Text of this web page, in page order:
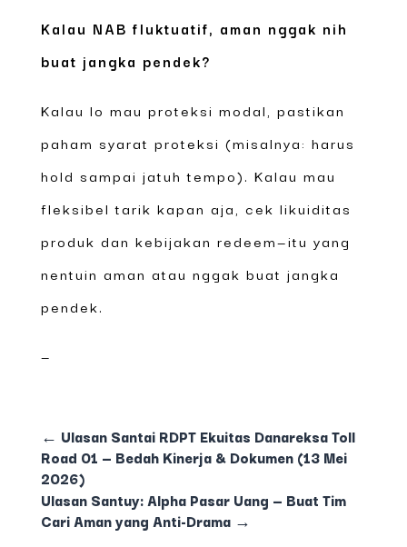
Kalau NAB fluktuatif, aman nggak nih
buat jangka pendek?
Kalau lo mau proteksi modal, pastikan
paham syarat proteksi (misalnya: harus
hold sampai jatuh tempo). Kalau mau
fleksibel tarik kapan aja, cek likuiditas
produk dan kebijakan redeem—itu yang
nentuin aman atau nggak buat jangka
pendek.
—
← Ulasan Santai RDPT Ekuitas Danareksa Toll
Road 01 — Bedah Kinerja & Dokumen (13 Mei
2026)
Ulasan Santuy: Alpha Pasar Uang — Buat Tim
Cari Aman yang Anti-Drama→